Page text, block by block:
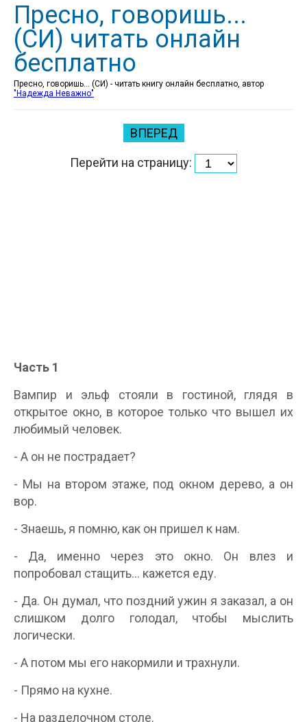
Пресно, говоришь...
(СИ) читать онлайн
бесплатно
Пресно, говоришь... (СИ) - читать книгу онлайн бесплатно, автор
"Надежда Неважно"
ВПЕРЕД
Перейти на страницу:
Часть 1
Вампир и эльф стояли в гостиной, глядя в
открытое окно, в которое только что вышел их
любимый человек.
- А он не пострадает?
- Мы на втором этаже, под окном дерево, а он
вор.
- Знаешь, я помню, как он пришел к нам.
- Да, именно через это окно. Он влез и
попробовал стащить... кажется еду.
- Да. Он думал, что поздний ужин я заказал, а он
слишком долго голодал, чтобы мыслить
логически.
- А потом мы его накормили и трахнули.
- Прямо на кухне.
- На разделочном столе.